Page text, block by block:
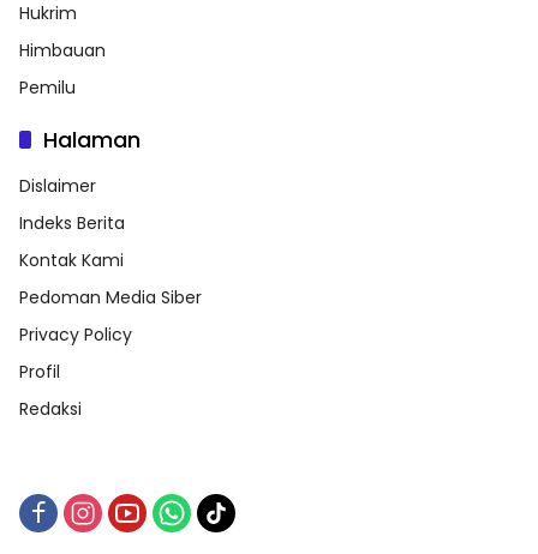
Hukrim
Himbauan
Pemilu
Halaman
Dislaimer
Indeks Berita
Kontak Kami
Pedoman Media Siber
Privacy Policy
Profil
Redaksi